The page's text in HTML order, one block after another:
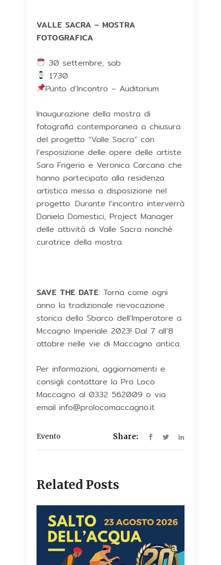
VALLE SACRA – MOSTRA
FOTOGRAFICA
30 settembre, sab
17.30
Punto d’Incontro – Auditorium
Inaugurazione della mostra di
fotografia contemporanea a chiusura
del progetto “Valle Sacra” con
l’esposizione delle opere delle artiste
Sara Frigerio e Veronica Carcano che
hanno partecipato alla residenza
artistica messa a disposizione nel
progetto. Durante l’incontro interverrà
Daniela Domestici, Project Manager
delle attività di Valle Sacra nonchè
curatrice della mostra.
SAVE THE DATE: Torna come ogni
anno la tradizionale rievocazione
storica dello Sbarco dell’Imperatore a
Mccagno Imperiale 2023! Dal 7 all’8
ottobre nelle vie di Maccagno antica.
Per informazioni, aggiornamenti e
consigli contattare la Pro Loco
Maccagno al 0332 562009 o via
email info@prolocomaccagno.it
Evento Share:
Related Posts